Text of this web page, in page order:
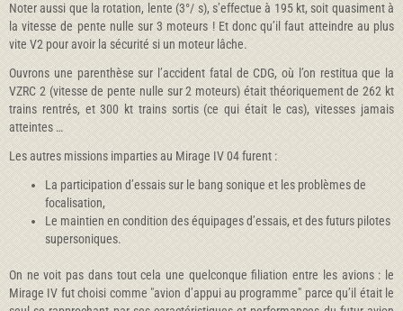
Noter aussi que la rotation, lente (3°/ s), s’effectue à 195 kt, soit quasiment à
la vitesse de pente nulle sur 3 moteurs ! Et donc qu’il faut atteindre au plus
vite V2 pour avoir la sécurité si un moteur lâche.
Ouvrons une parenthèse sur l’accident fatal de CDG, où l’on restitua que la
VZRC 2 (vitesse de pente nulle sur 2 moteurs) était théoriquement de 262 kt
trains rentrés, et 300 kt trains sortis (ce qui était le cas), vitesses jamais
atteintes …
Les autres missions imparties au Mirage IV 04 furent :
La participation d’essais sur le bang sonique et les problèmes de
focalisation,
Le maintien en condition des équipages d’essais, et des futurs pilotes
supersoniques.
On ne voit pas dans tout cela une quelconque filiation entre les avions : le
Mirage IV fut choisi comme "avion d’appui au programme" parce qu’il était le